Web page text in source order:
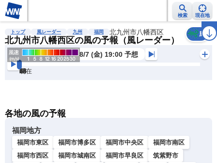
検索 現在地
雨雲レーダー 台風情報 地震情報 警報・注意報 2週間天気 ラ
トップ 風レーダー 九州 福岡 北九州市八幡西区
北九州市八幡西区の風の予報（風レーダー）
風
8/7 (金) 19:00 予想
現在
6h
12
24
36
48
60
72
各地の風の予報
福岡地方
福岡市東区 福岡市博多区 福岡市中央区
福岡市南区
福岡市西区
福岡市城南区 福岡市早良区
筑紫野市